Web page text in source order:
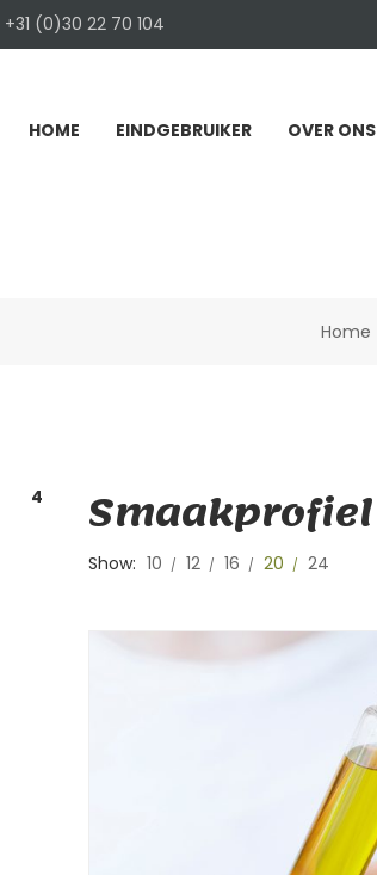
+31 (0)30 22 70 104
HOME EINDGEBRUIKER OVER ONS
Home
4 Smaakprofiel
Show: 10 12 16 20 24